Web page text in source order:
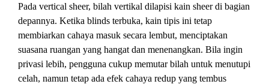
Pada vertical sheer, bilah vertikal dilapisi kain sheer di bagian
depannya. Ketika blinds terbuka, kain tipis ini tetap
membiarkan cahaya masuk secara lembut, menciptakan
suasana ruangan yang hangat dan menenangkan. Bila ingin
privasi lebih, pengguna cukup memutar bilah untuk menutupi
celah, namun tetap ada efek cahaya redup yang tembus